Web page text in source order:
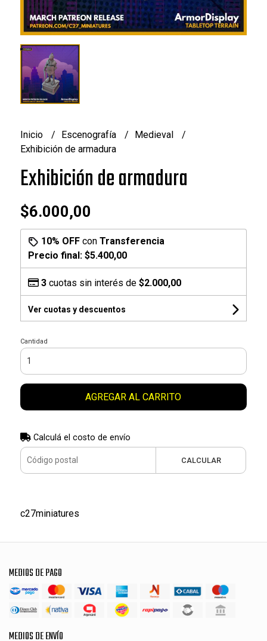
Inicio Escenografía
Medieval
Exhibición de armadura
Exhibición de armadura
$6.000,00
10% OFFcon Transferencia
Precio final: $5.400,00
3cuotas sin interés de $2.000,00
Ver cuotas y descuentos
Cantidad
AGREGAR AL CARRITO
Calculá el costo de envío
CALCULAR
c27miniatures
MEDIOS DE PAGO
MEDIOS DE ENVÍO